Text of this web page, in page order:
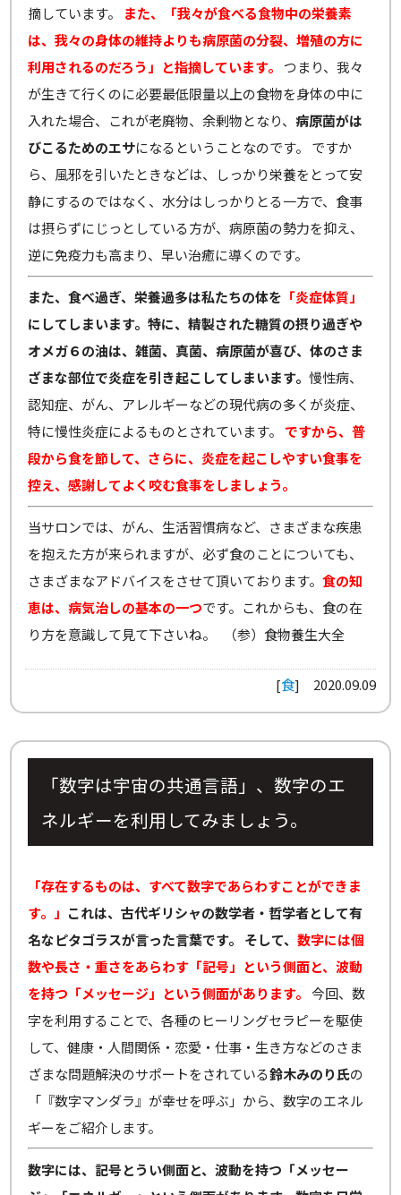
摘しています。 また、「我々が食べる食物中の栄養素
は、我々の身体の維持よりも病原菌の分裂、増殖の方に
利用されるのだろう」と指摘しています。
つまり、我々
が生きて行くのに必要最低限量以上の食物を身体の中に
入れた場合、これが老廃物、余剰物となり、病原菌がは
びこるためのエサになるということなのです。 ですか
ら、風邪を引いたときなどは、しっかり栄養をとって安
静にするのではなく、水分はしっかりとる一方で、食事
は摂らずにじっとしている方が、病原菌の勢力を抑え、
逆に免疫力も高まり、早い治癒に導くのです。
また、食べ過ぎ、栄養過多は私たちの体を 「炎症体質」
にしてしまいます。特に、精製された糖質の摂り過ぎや
オメガ６の油は、雑菌、真菌、病原菌が喜び、体のさま
ざまな部位で炎症を引き起こしてしまいます。慢性病、
認知症、がん、アレルギーなどの現代病の多くが炎症、
特に慢性炎症によるものとされています。 ですから、普
段から食を節して、さらに、炎症を起こしやすい食事を
控え、感謝してよく咬む食事をしましょう。
当サロンでは、がん、生活習慣病など、さまざまな疾患
を抱えた方が来られますが、必ず食のことについても、
さまざまなアドバイスをさせて頂いております。食の知
恵は、病気治しの基本の一つです。これからも、食の在
り方を意識して見て下さいね。 （参）食物養生大全
[食] 2020.09.09
「数字は宇宙の共通言語」、数字のエ
ネルギーを利用してみましょう。
「存在するものは、すべて数字であらわすことができま
す。」 これは、古代ギリシャの数学者・哲学者として有
名なピタゴラスが言った言葉です。
そして、数字には個
数や長さ・重さをあらわす「記号」という側面と、波動
を持つ「メッセージ」という側面があります。 今回、数
字を利用することで、各種のヒーリングセラピーを駆使
して、健康・人間関係・恋愛・仕事・生き方などのさま
ざまな問題解決のサポートをされている鈴木みのり氏の
「『数字マンダラ』が幸せを呼ぶ」から、数字のエネル
ギーをご紹介します。
数字には、記号とうい側面と、波動を持つ「メッセー